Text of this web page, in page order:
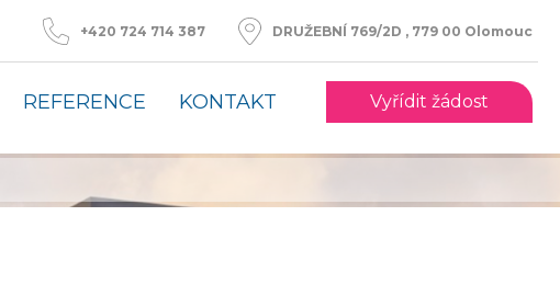
+420 724 714 387 DRUŽEBNÍ 769/2D , 779 00 Olomouc
REFERENCE KONTAKT Vyřídit žádost